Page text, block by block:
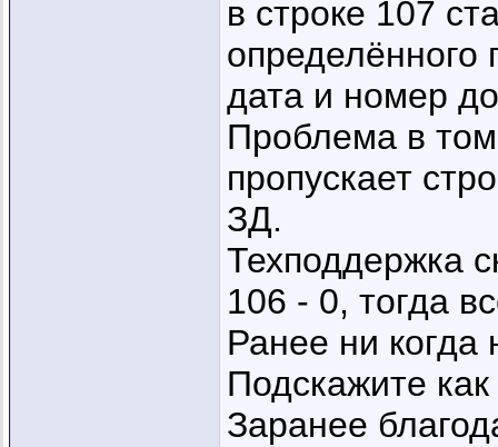
в строке 107
определённого
дата и номер
Проблема в
пропускает
ЗД.
Техподдержка
106 - 0, тогда
Ранее ни
Подскажите
Заранее